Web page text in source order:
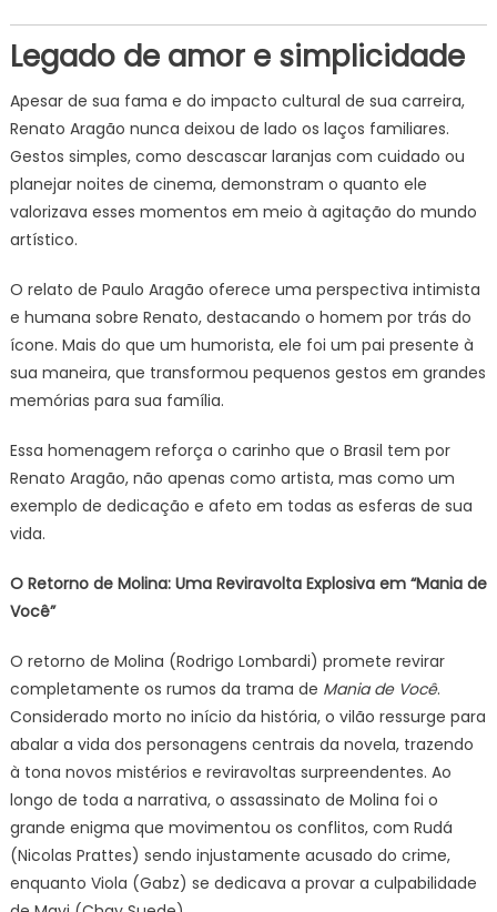
Legado de amor e simplicidade
Apesar de sua fama e do impacto cultural de sua carreira,
Renato Aragão nunca deixou de lado os laços familiares.
Gestos simples, como descascar laranjas com cuidado ou
planejar noites de cinema, demonstram o quanto ele
valorizava esses momentos em meio à agitação do mundo
artístico.
O relato de Paulo Aragão oferece uma perspectiva intimista
e humana sobre Renato, destacando o homem por trás do
ícone. Mais do que um humorista, ele foi um pai presente à
sua maneira, que transformou pequenos gestos em grandes
memórias para sua família.
Essa homenagem reforça o carinho que o Brasil tem por
Renato Aragão, não apenas como artista, mas como um
exemplo de dedicação e afeto em todas as esferas de sua
vida.
O Retorno de Molina: Uma Reviravolta Explosiva em “Mania de
Você”
O retorno de Molina (Rodrigo Lombardi) promete revirar
completamente os rumos da trama de Mania de Você.
Considerado morto no início da história, o vilão ressurge para
abalar a vida dos personagens centrais da novela, trazendo
à tona novos mistérios e reviravoltas surpreendentes. Ao
longo de toda a narrativa, o assassinato de Molina foi o
grande enigma que movimentou os conflitos, com Rudá
(Nicolas Prattes) sendo injustamente acusado do crime,
enquanto Viola (Gabz) se dedicava a provar a culpabilidade